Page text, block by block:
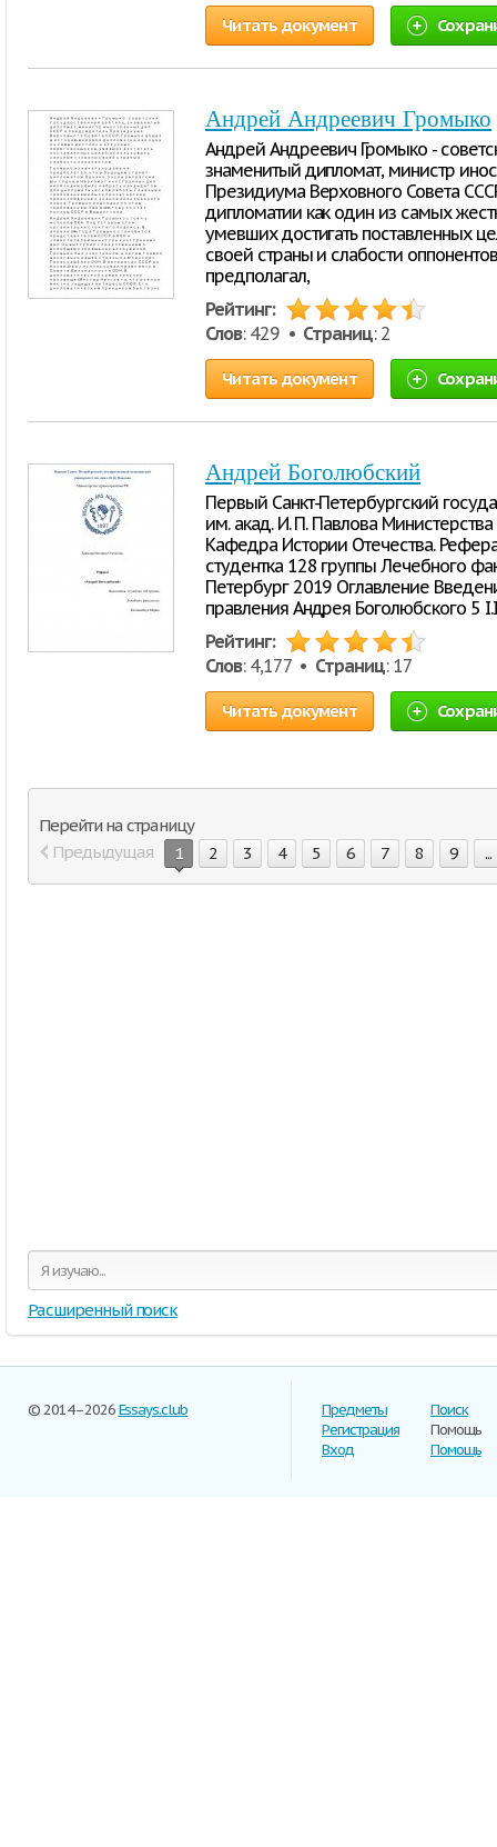
Читать документ
Андрей Андреевич Громыко
Андрей Андреевич Громыко -
знаменитый дипломат, министр
Президиума Верховного Совета
дипломатии как один из самых
умевших достигать поставленных
своей страны и слабости
предполагал,
Рейтинг:
Слов: 429 • Страниц: 2
Читать документ
Андрей Боголюбский
Первый Санкт-Петербургский
им. акад. И. П. Павлова
Кафедра Истории Отечества.
студентка 128 группы Лечебного
Петербург 2019 Оглавление
правления Андрея Боголюбского 5
Рейтинг:
Слов: 4,177 • Страниц: 17
Читать документ
Перейти на страницу
Предыдущая
1 2 3 4 5 6 7 8 9 ...
Расширенный поиск
© 2014–2026Essays.club
Предметы
Регистрация
Вход
Поиск
Помощь
Помощь